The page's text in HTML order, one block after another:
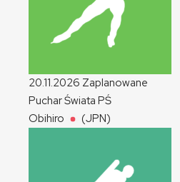
20.11.2026 Zaplanowane
Puchar Świata PŚ
Obihiro
(JPN)